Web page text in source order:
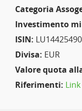
Categoria
Investimento
ISIN:
Divisa: EUR
Valore quota
Riferimenti: